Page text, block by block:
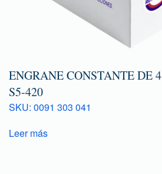
ENGRANE CONSTANTE DE
S5-420
SKU: 0091 303 041
Leer más